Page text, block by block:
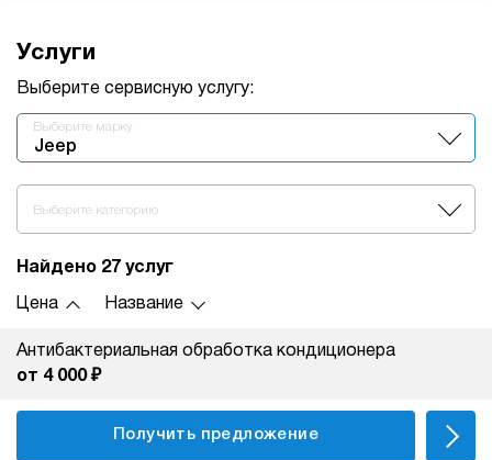
Услуги
Выберите сервисную услугу:
Jeep
Выберите марку
Выберите категорию
Найдено 27 услуг
Цена Название
Антибактериальная обработка кондиционера
от 4 000 ₽
Получить предложение